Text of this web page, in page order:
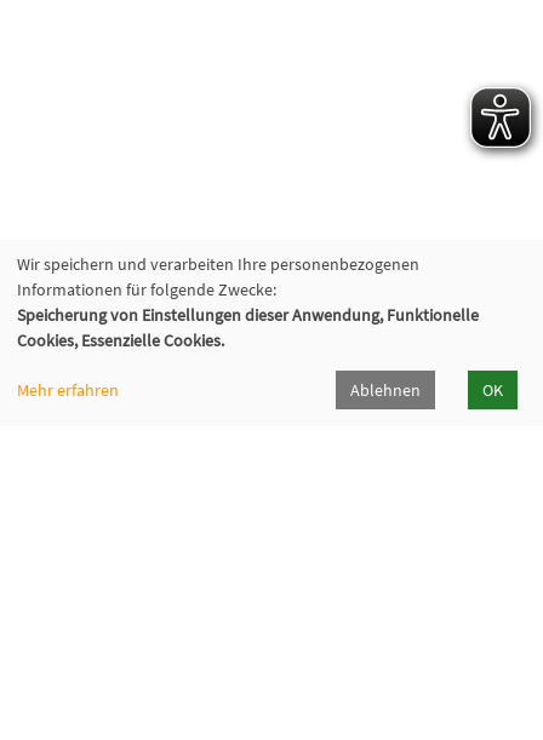
Wir speichern und verarbeiten Ihre personenbezogenen
Informationen für folgende Zwecke:
Speicherung von Einstellungen dieser Anwendung, Funktionelle
Cookies, Essenzielle Cookies.
Mehr erfahren Ablehnen OK